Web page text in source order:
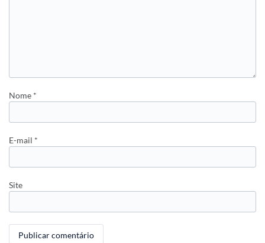
Nome *
E-mail *
Site